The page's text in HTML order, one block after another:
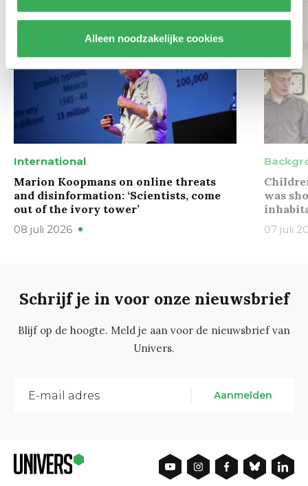
Alleen noodzakelijke cookies
International
Marion Koopmans on online threats
and disinformation: ‘Scientists, come
out of the ivory tower’
08 juli 2026
was
07 juli
Schrijf je in voor onze nieuwsbrief
Blijf op de hoogte. Meld je aan voor de nieuwsbrief van
Univers.
Aanmelden